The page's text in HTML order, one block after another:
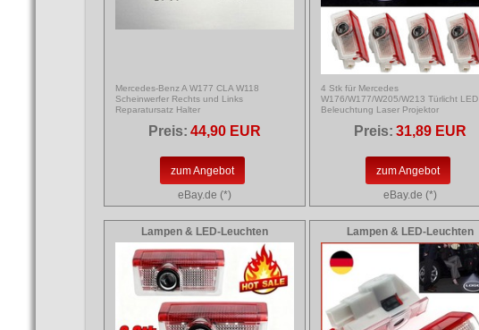
Mercedes-Benz A W177 CLA W118
Scheinwerfer Rechts und Links
Reparatursatz Halter
Preis: 44,90 EUR
zum Angebot
eBay.de (*)
4 Stk für Mercedes
W176/W177/W205/W213 Türlicht LED
Beleuchtung Laser Projektor
Preis: 31,89 EUR
zum Angebot
eBay.de (*)
Lampen & LED-Leuchten Lampen & LED-Leuchten